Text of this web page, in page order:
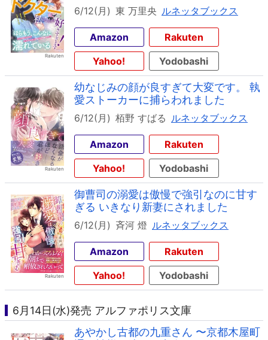
6/12(月) 東 万里央 ルネッタブックス
Amazon
Rakuten
Yahoo!
Yodobashi
幼なじみの顔が良すぎて大変です。 執
愛ストーカーに捕らわれました
6/12(月) 栢野 すばる ルネッタブックス
Amazon
Rakuten
Yahoo!
Yodobashi
御曹司の溺愛は傲慢で強引なのに甘す
ぎる いきなり新妻にされました
6/12(月) 斉河 燈 ルネッタブックス
Amazon
Rakuten
Yahoo!
Yodobashi
6月14日(水)発売 アルファポリス文庫
あやかし古都の九重さん 〜京都木屋町